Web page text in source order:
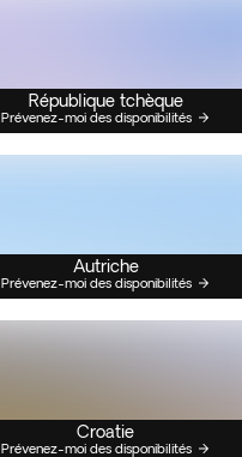
République tchèque
Prévenez-moi des disponibilités
Autriche
Prévenez-moi des disponibilités
Croatie
Prévenez-moi des disponibilités